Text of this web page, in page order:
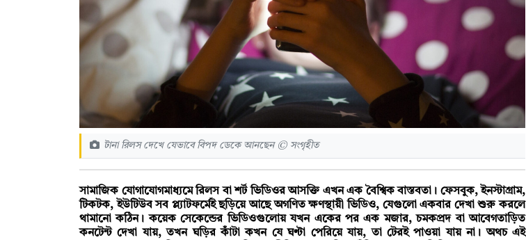
টানা রিলস দেখে যেভাবে বিপদ ডেকে আনছেন © সংগৃহীত
সামাজিক যোগাযোগমাধ্যমে রিলস বা শর্ট ভিডিওর আসক্তি এখন এক বৈশ্বিক বাস্তবতা। ফেসবুক, ইনস্টাগ্রাম,
টিকটক, ইউটিউব সব প্ল্যাটফর্মেই ছড়িয়ে আছে অগণিত ক্ষণস্থায়ী ভিডিও, যেগুলো একবার দেখা শুরু করলে
থামানো কঠিন। কয়েক সেকেন্ডের ভিডিওগুলোয় যখন একের পর এক মজার, চমকপ্রদ বা আবেগতাড়িত
কনটেন্ট দেখা যায়, তখন ঘড়ির কাঁটা কখন যে ঘণ্টা পেরিয়ে যায়, তা টেরই পাওয়া যায় না। অথচ এই